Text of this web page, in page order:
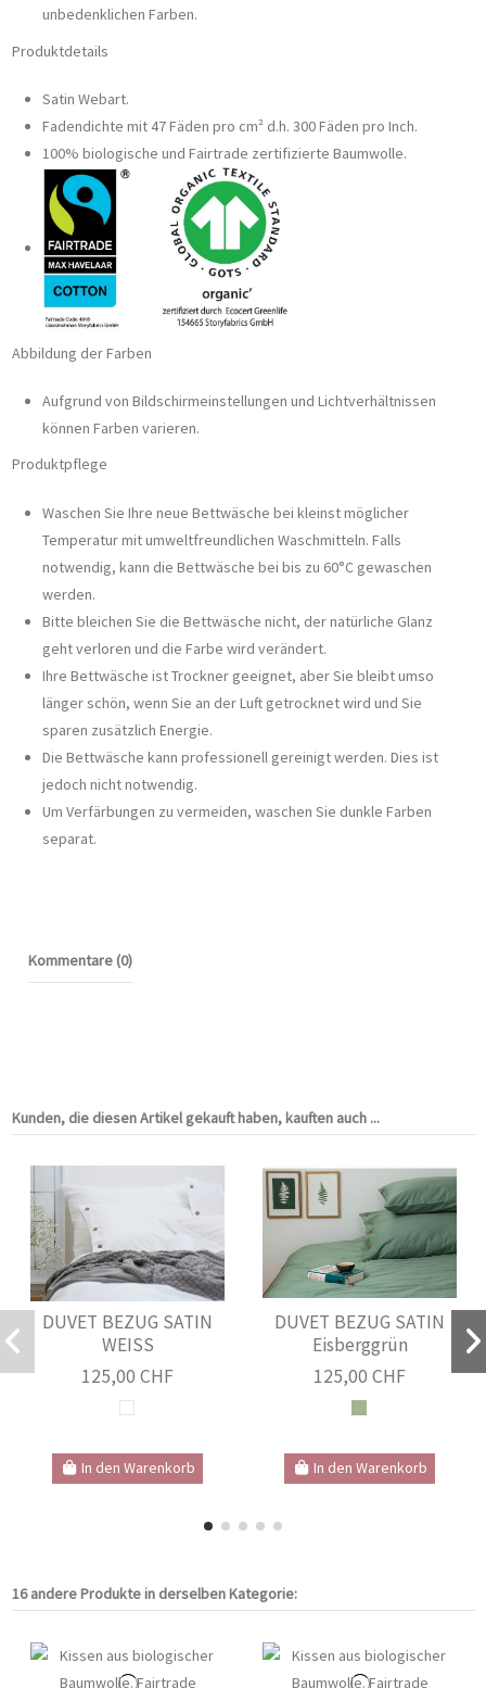
unbedenklichen Farben.
Produktdetails
Satin Webart.
Fadendichte mit 47 Fäden pro cm² d.h. 300 Fäden pro Inch.
100% biologische und Fairtrade zertifizierte Baumwolle.
Abbildung der Farben
Aufgrund von Bildschirmeinstellungen und Lichtverhältnissen
können Farben varieren.
Produktpflege
Waschen Sie Ihre neue Bettwäsche bei kleinst möglicher
Temperatur mit umweltfreundlichen Waschmitteln. Falls
notwendig, kann die Bettwäsche bei bis zu 60°C gewaschen
werden.
Bitte bleichen Sie die Bettwäsche nicht, der natürliche Glanz
geht verloren und die Farbe wird verändert.
Ihre Bettwäsche ist Trockner geeignet, aber Sie bleibt umso
länger schön, wenn Sie an der Luft getrocknet wird und Sie
sparen zusätzlich Energie.
Die Bettwäsche kann professionell gereinigt werden. Dies ist
jedoch nicht notwendig.
Um Verfärbungen zu vermeiden, waschen Sie dunkle Farben
separat.
Kommentare (0)
Kunden, die diesen Artikel gekauft haben, kauften auch ...
DUVET BEZUG SATIN
WEISS
125,00 CHF
In den Warenkorb
DUVET BEZUG SATIN
Eisberggrün
125,00 CHF
In den Warenkorb
16 andere Produkte in derselben Kategorie: